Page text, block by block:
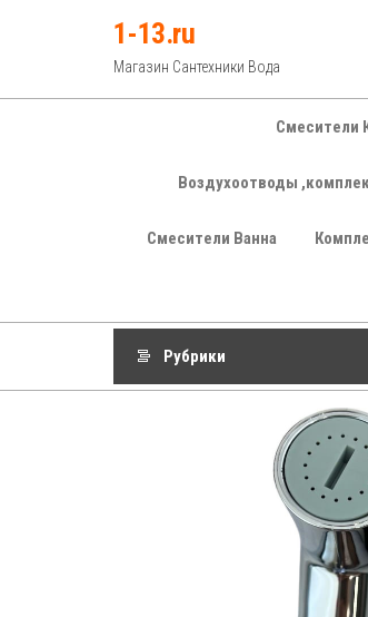
1-13.ru
Магазин Сантехники Вода
Смесители
Воздухоотводы
Смесители Ванна
Рубрики